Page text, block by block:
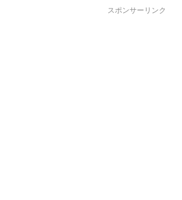
スポンサーリンク